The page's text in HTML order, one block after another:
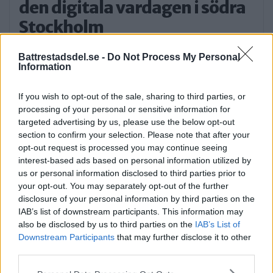
Battrestadsdel.se - Do Not Process My Personal
Information
If you wish to opt-out of the sale, sharing to third parties, or
processing of your personal or sensitive information for
targeted advertising by us, please use the below opt-out
section to confirm your selection. Please note that after your
opt-out request is processed you may continue seeing
interest-based ads based on personal information utilized by
us or personal information disclosed to third parties prior to
your opt-out. You may separately opt-out of the further
disclosure of your personal information by third parties on the
IAB’s list of downstream participants. This information may
also be disclosed by us to third parties on the IAB’s List of
Downstream Participants that may further disclose it to other
den digitala vardagen i södra
Stockholm
EXTERN PARTNER. Södra Stockholm är en
del av […]
Sommartorget i Älvsjö
öppnar: Familjärt
På måndagseftermiddagen öppnade
aktiviteterna på Älvsjö torg. Artisten […]